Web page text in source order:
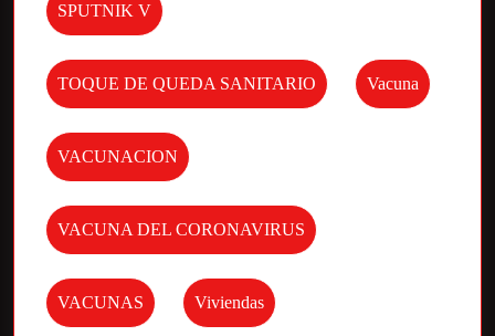
SPUTNIK V
TOQUE DE QUEDA SANITARIO Vacuna
VACUNACION
VACUNA DEL CORONAVIRUS
VACUNAS Viviendas